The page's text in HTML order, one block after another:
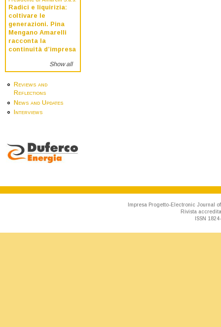
Radici e liquirizia:
coltivare le
generazioni. Pina
Mengano Amarelli
racconta la
continuità d’impresa
Show all
Reviews and
Reflections
News and Updates
Interviews
Impresa Progetto-Electronic Journal
Rivista
ISSN